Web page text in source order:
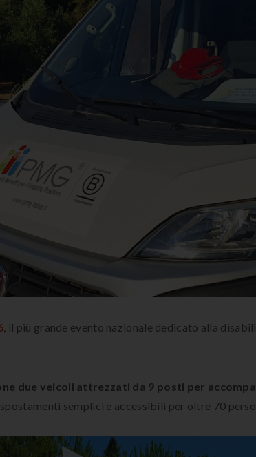
, il più grande evento nazionale dedicato alla
due veicoli attrezzati da 9 posti per
semplici e accessibili per oltre 70